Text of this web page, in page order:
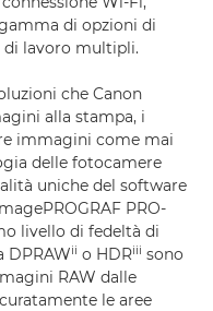
di opzioni di
lavoro multipli.
che Canon
alla stampa, i
immagini come mai
delle fotocamere
uniche del software
PRO-
livello di fedeltà di
DPRAWii o HDRiii sono
RAW dalle
le aree